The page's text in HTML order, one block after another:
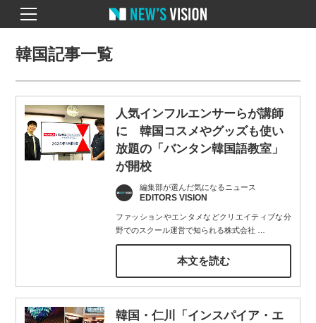
韓国記事一覧
人気インフルエンサーらが講師
に 韓国コスメやグッズも使い
放題の「バンタン韓国語教室」
が開校
編集部が選んだ気になるニュース
EDITORS VISION
ファッションやエンタメなどクリエイティブな分
野でのスクール運営で知られる株式会社
本文を読む
韓国・仁川「インスパイア・エ